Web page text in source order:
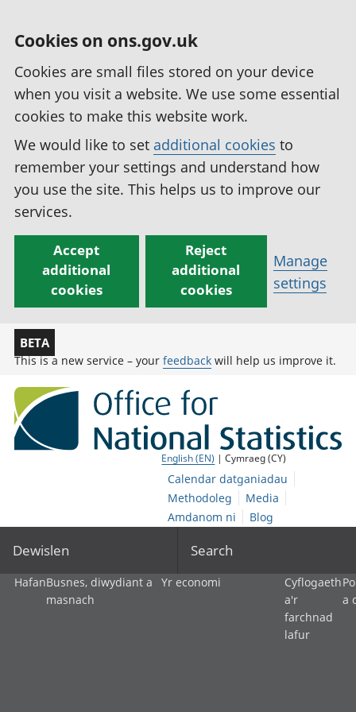
Cookies on ons.gov.uk
Cookies are small files stored on your device
when you visit a website. We use some essential
cookies to make this website work.
We would like to set additional cookies to
remember your settings and understand how
you use the site. This helps us to improve our
services.
Accept
additional
cookies
Reject
additional
cookies
Manage
settings
BETA
This is a new service – your feedback will help us improve it.
English (EN) | Cymraeg (CY)
Calendar datganiadau
Methodoleg
Media
Amdanom ni
Blog
Dewislen Search
HafanBusnes, diwydiant a
masnach
Yr economi
Cyflogaeth
a'r
farchnad
lafur
a